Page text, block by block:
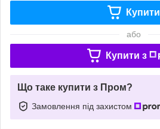
Купити
або
Купити з
Що таке купити з Пром?
Замовлення під захистом